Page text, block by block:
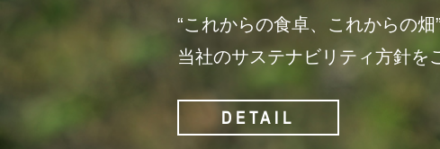
“これからの食卓、これからの畑”
当社のサステナビリティ方針を
DETAIL